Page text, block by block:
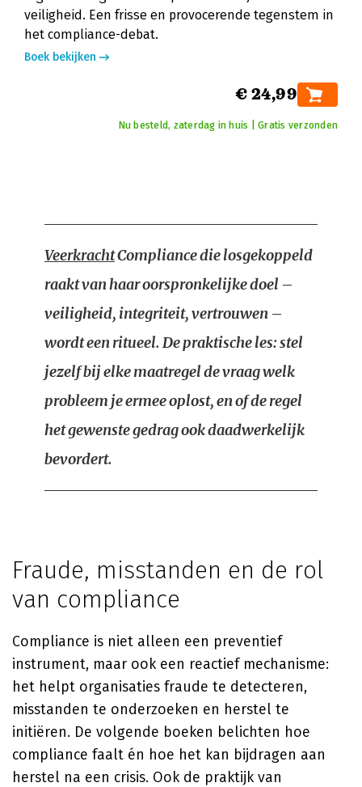
veiligheid. Een frisse en provocerende tegenstem in
het compliance-debat.
Boek bekijken
€ 24,99
Nu besteld, zaterdag in huis | Gratis verzonden
VeerkrachtCompliance die losgekoppeld
raakt van haar oorspronkelijke doel –
veiligheid, integriteit, vertrouwen –
wordt een ritueel. De praktische les: stel
jezelf bij elke maatregel de vraag welk
probleem je ermee oplost, en of de regel
het gewenste gedrag ook daadwerkelijk
bevordert.
Fraude, misstanden en de rol
van compliance
Compliance is niet alleen een preventief
instrument, maar ook een reactief mechanisme:
het helpt organisaties fraude te detecteren,
misstanden te onderzoeken en herstel te
initiëren. De volgende boeken belichten hoe
compliance faalt én hoe het kan bijdragen aan
herstel na een crisis. Ook de praktijk van